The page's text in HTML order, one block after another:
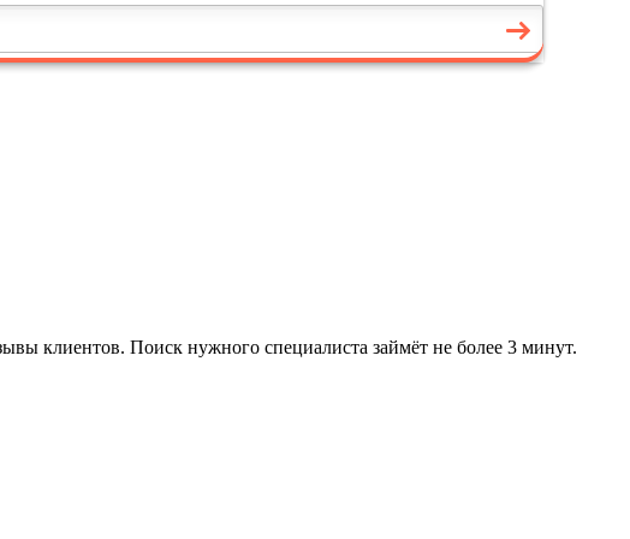
клиентов. Поиск нужного специалиста займёт не более 3 минут.